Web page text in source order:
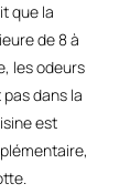
que la
de 8 à
les odeurs
dans la
est